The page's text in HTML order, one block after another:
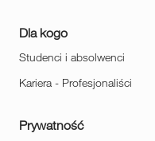
Dla kogo
Studenci i absolwenci
Kariera - Profesjonaliści
Prywatność